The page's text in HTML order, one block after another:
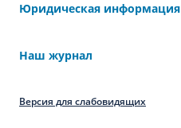
Юридическая информация
Наш журнал
Версия для слабовидящих